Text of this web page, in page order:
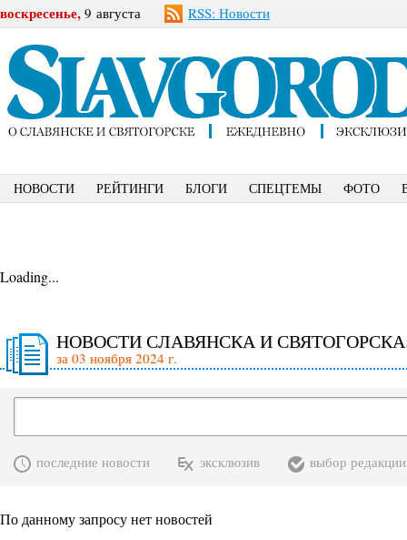
воскресенье, 9 августа RSS: Новости
НОВОСТИ РЕЙТИНГИ БЛОГИ СПЕЦТЕМЫ ФОТО
Loading...
НОВОСТИ СЛАВЯНСКА И
за 03 ноября 2024 г.
последние новости эксклюзив выбор редакции
По данному запросу нет новостей